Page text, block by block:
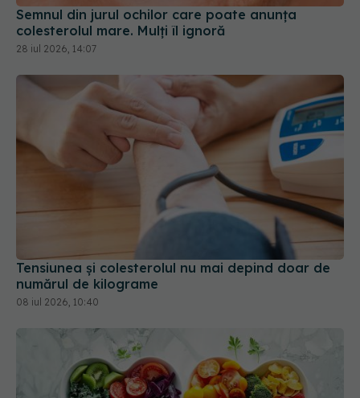
Semnul din jurul ochilor care poate anunța
colesterolul mare. Mulți îl ignoră
28 iul 2026, 14:07
Tensiunea și colesterolul nu mai depind doar de
numărul de kilograme
08 iul 2026, 10:40